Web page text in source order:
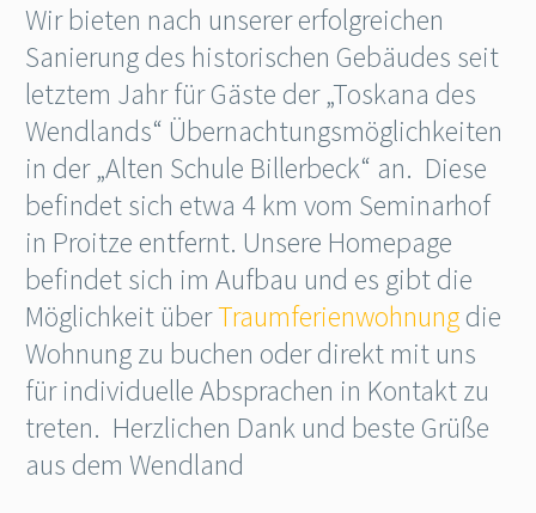
Wir bieten nach unserer erfolgreichen
Sanierung des historischen Gebäudes seit
letztem Jahr für Gäste der „Toskana des
Wendlands“ Übernachtungsmöglichkeiten
in der „Alten Schule Billerbeck“ an. Diese
befindet sich etwa 4 km vom Seminarhof
in Proitze entfernt. Unsere Homepage
befindet sich im Aufbau und es gibt die
Möglichkeit überTraumferienwohnungdie
Wohnung zu buchen oder direkt mit uns
für individuelle Absprachen in Kontakt zu
treten. Herzlichen Dank und beste Grüße
aus dem Wendland